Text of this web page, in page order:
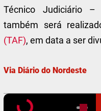
Técnico Judiciário
também será
(TAF), em data a ser
Via Diário do Nordeste